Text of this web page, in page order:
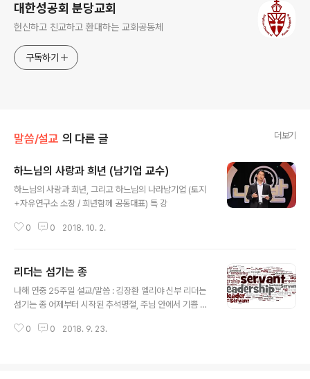
대한성공회 분당교회
헌신하고 친교하고 환대하는 교회공동체
구독하기
말씀/설교 의 다른 글 더보기
하느님의 사랑과 희년 (남기업 교수)
하느님의 사랑과 희년, 그리고 하느님의 나라남기업 (토지
+자유연구소 소장 / 희년함께 공동대표) 특 강
0 0 2018. 10. 2.
리더는 섬기는 종
나해 연중 25주일 설교/말씀 : 김장환 엘리야 신부 리더는
섬기는 종 어제부터 시작된 추석명절, 주님 안에서 기쁨 가
억하는 설과 추석에는 성당에 나와 별세자들을 위한 성찬
0 0 2018. 9. 23.